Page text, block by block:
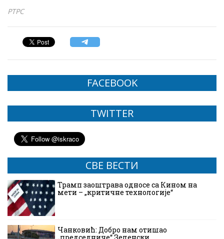
РТРС
FACEBOOK
TWITTER
СВЕ ВЕСТИ
Трамп заоштрава односе са Кином на
мети – „критичне технологије“
Чанковић: Добро нам отишао